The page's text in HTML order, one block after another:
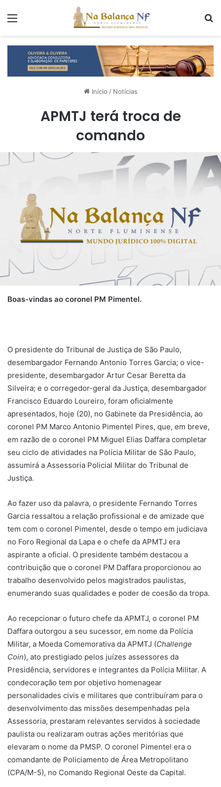
Início / Notícias
APMTJ terá troca de
comando
Boas-vindas ao coronel PM Pimentel.
O presidente do Tribunal de Justiça de São Paulo,
desembargador Fernando Antonio Torres Garcia; o vice-
presidente, desembargador Artur Cesar Beretta da
Silveira; e o corregedor-geral da Justiça, desembargador
Francisco Eduardo Loureiro, foram oficialmente
apresentados, hoje (20), no Gabinete da Presidência, ao
coronel PM Marco Antonio Pimentel Pires, que, em breve,
em razão de o coronel PM Miguel Elias Daffara completar
seu ciclo de atividades na Polícia Militar de São Paulo,
assumirá a Assessoria Policial Militar do Tribunal de
Justiça.
Ao fazer uso da palavra, o presidente Fernando Torres
Garcia ressaltou a relação profissional e de amizade que
tem com o coronel Pimentel, desde o tempo em judiciava
no Foro Regional da Lapa e o chefe da APMTJ era
aspirante a oficial. O presidente também destacou a
contribuição que o coronel PM Daffara proporcionou ao
trabalho desenvolvido pelos magistrados paulistas,
enumerando suas qualidades e poder de coesão da tropa.
Ao recepcionar o futuro chefe da APMTJ, o coronel PM
Daffara outorgou a seu sucessor, em nome da Polícia
Militar, a Moeda Comemorativa da APMTJ (Challenge
Coin), ato prestigiado pelos juízes assessores da
Presidência, servidores e integrantes da Polícia Militar. A
condecoração tem por objetivo homenagear
personalidades civis e militares que contribuíram para o
desenvolvimento das missões desempenhadas pela
Assessoria, prestaram relevantes servidos à sociedade
paulista ou realizaram outras ações meritórias que
elevaram o nome da PMSP. O coronel Pimentel era o
comandante de Policiamento de Área Metropolitano
(CPA/M-5), no Comando Regional Oeste da Capital.